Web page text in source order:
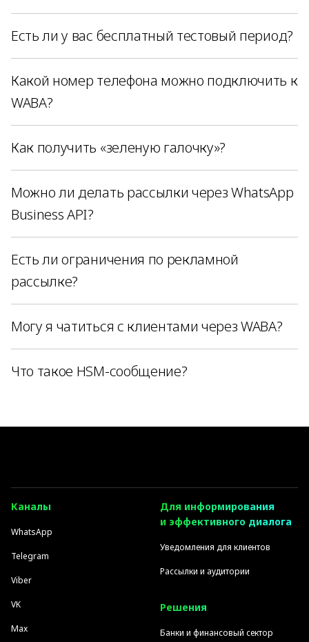
Есть ли у вас бесплатный тестовый период?
Какой номер телефона можно подключить к
WABA?
Как получить «зеленую галочку»?
Можно ли делать рассылки через WhatsApp
Business API?
Есть ли ограничения по рекламной
рассылке?
Могу я чатиться с клиентами через WABA?
Что такое HSM-сообщение?
Каналы
WhatsApp
Telegram
Viber
VK
Max
Для информирования
и эффективного диалога
Уведомления для клиентов
Рассылки и аудитории
Решения
Банки и финансовый сектор